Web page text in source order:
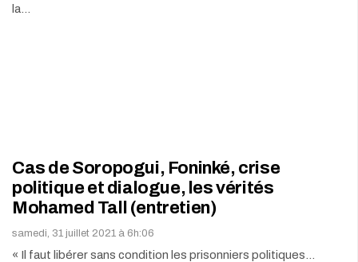
la…
Cas de Soropogui, Foninké, crise
politique et dialogue, les vérités
Mohamed Tall (entretien)
samedi, 31 juillet 2021 à 6h:06
« Il faut libérer sans condition les prisonniers politiques…